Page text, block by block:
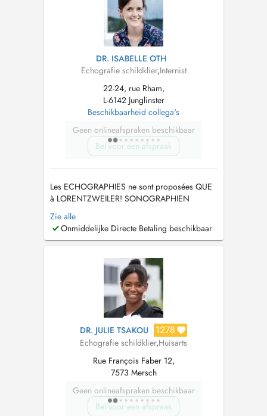
DR. ISABELLE OTH
Echografie schildklier,Internist
22-24, rue Rham,
L-6142 Junglinster
Beschikbaarheid collega's
Geen onlineafspraken beschikbaar
Bel voor een afspraak
Les ECHOGRAPHIES ne sont proposées QUE
à LORENTZWEILER! SONOGRAPHIEN
werden NUR in LORENTZWEILER angeboten!
ULTRASOUNDS are ONLY offered in
LORENTZWEILER! Behandlung als
Kindern ab 3 Jahren. Impfungen ab 10 Jahren.
Consultation interniste généralis...
Zie alle
Onmiddelijke Directe Betaling beschikbaar
DR. JULIE TSAKOU 1278
Echografie schildklier,Huisarts
Rue François Faber 12,
7573 Mersch
Geen onlineafspraken beschikbaar
Bel voor een afspraak